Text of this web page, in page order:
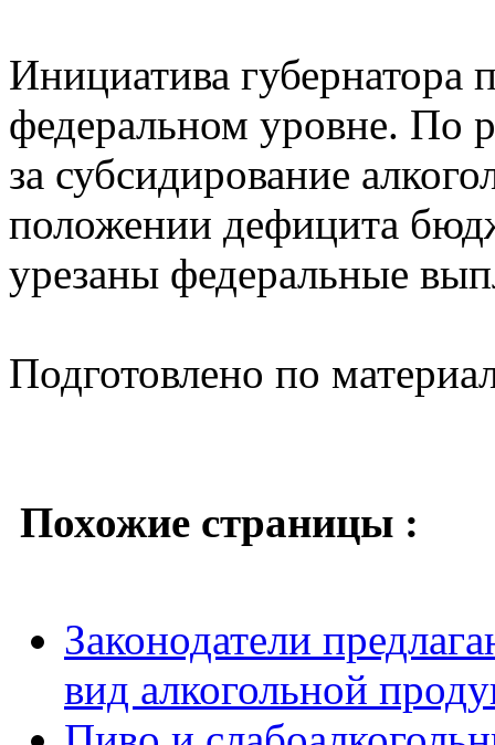
Инициатива губернатора
федеральном уровне.
за субсидирование
положении дефицита
урезаны федеральные
Подготовлено по
Похожие страницы :
Законодатели
вид алкогольной